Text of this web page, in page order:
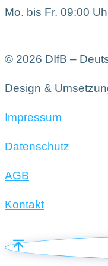
Mo. bis Fr. 09:00
© 2026 DIfB –
Design &
Impressum
Datenschutz
AGB
Kontakt